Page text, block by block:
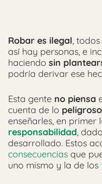
Robar es ilegal,
así hay personas, e
haciendo sin
podría derivar ese
Esta gente no piensa
cuenta de lo peligroso
enseñarles, en primer
responsabilidad,
desarrollado. Estos
consecuencias que
uno mismo y la de los